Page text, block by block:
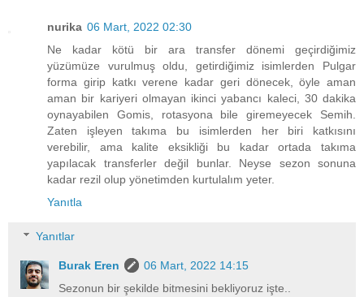
nurika 06 Mart, 2022 02:30
Ne kadar kötü bir ara transfer dönemi geçirdiğimiz
yüzümüze vurulmuş oldu, getirdiğimiz isimlerden Pulgar
forma girip katkı verene kadar geri dönecek, öyle aman
aman bir kariyeri olmayan ikinci yabancı kaleci, 30 dakika
oynayabilen Gomis, rotasyona bile giremeyecek Semih.
Zaten işleyen takıma bu isimlerden her biri katkısını
verebilir, ama kalite eksikliği bu kadar ortada takıma
yapılacak transferler değil bunlar. Neyse sezon sonuna
kadar rezil olup yönetimden kurtulalım yeter.
Yanıtla
Yanıtlar
Burak Eren
06 Mart, 2022 14:15
Sezonun bir şekilde bitmesini bekliyoruz işte..